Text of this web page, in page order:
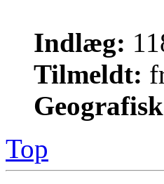
Indlæg:
Tilmeldt:
Top